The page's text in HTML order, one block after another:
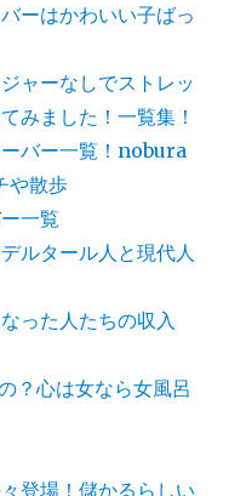
ーはかわいい子ばっ
ャーなしでストレッ
みました！一覧集！
バー一覧！nobura
や散歩
一覧
ルタール人と現代人
った人たちの収入
？心は女なら女風呂
登場！儲かるらしい